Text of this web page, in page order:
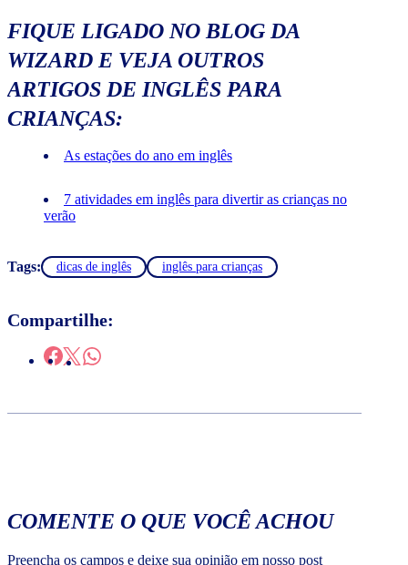
FIQUE LIGADO NO BLOG DA
WIZARD E VEJA OUTROS
ARTIGOS DE INGLÊS PARA
CRIANÇAS:
As estações do ano em inglês
7 atividades em inglês para divertir as crianças no
verão
Tags: dicas de inglês inglês para crianças
Compartilhe:
COMENTE O QUE VOCÊ ACHOU
Preencha os campos e deixe sua opinião em nosso post